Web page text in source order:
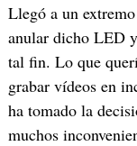
Llegó a un
anular dicho LED
tal fin. Lo que
grabar vídeos en
ha tomado la
muchos